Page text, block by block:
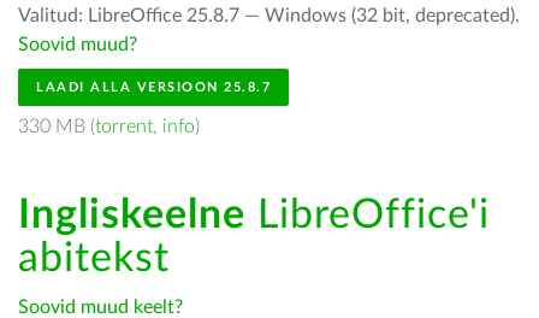
Valitud: LibreOffice 25.8.7 — Windows (32 bit, deprecated).
Soovid muud?
LAADI ALLA VERSIOON 25.8.7
330 MB (torrent, info)
Ingliskeelne LibreOffice'i
abitekst
Soovid muud keelt?